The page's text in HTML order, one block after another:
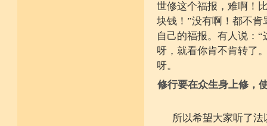
世修这个福报，难啊！
块钱！”没有啊！都不
自己的福报。有人说：
呀，就看你肯不肯转了
呀。
修行要在众生身上修，
所以希望大家听了